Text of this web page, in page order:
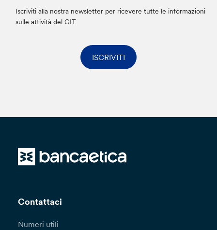
Iscriviti alla nostra newsletter per ricevere tutte le informazioni
sulle attività del GIT
ISCRIVITI
Contattaci
Numeri utili